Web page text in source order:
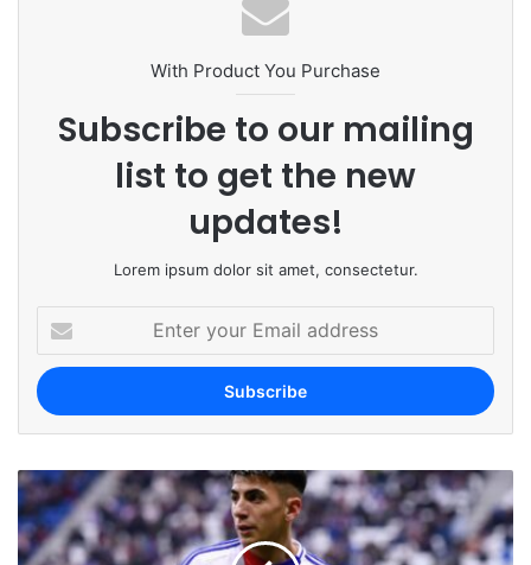
With Product You Purchase
Subscribe to our mailing
list to get the new
updates!
Lorem ipsum dolor sit amet, consectetur.
e
o
u
r
E